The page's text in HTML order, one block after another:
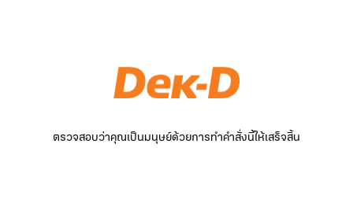
ตรวจสอบว่าคุณเป็นมนุษย์ด้วยการทำคำสั่งนี้ให้เสร็จสิ้น